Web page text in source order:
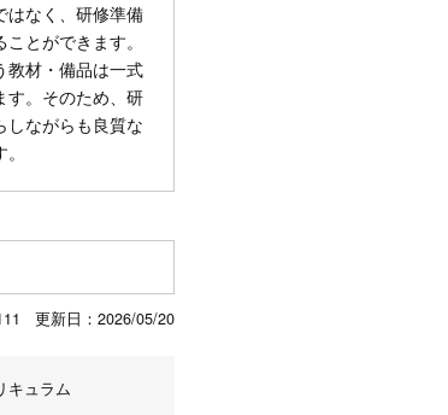
はなく、研修準備
とができます。
教材・備品は一式
す。そのため、研
しながらも良質な
更新日： 2026/05/20
キュラム